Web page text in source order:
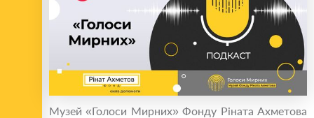
Музей «Голоси Мирних» Фонду Ріната Ахметова